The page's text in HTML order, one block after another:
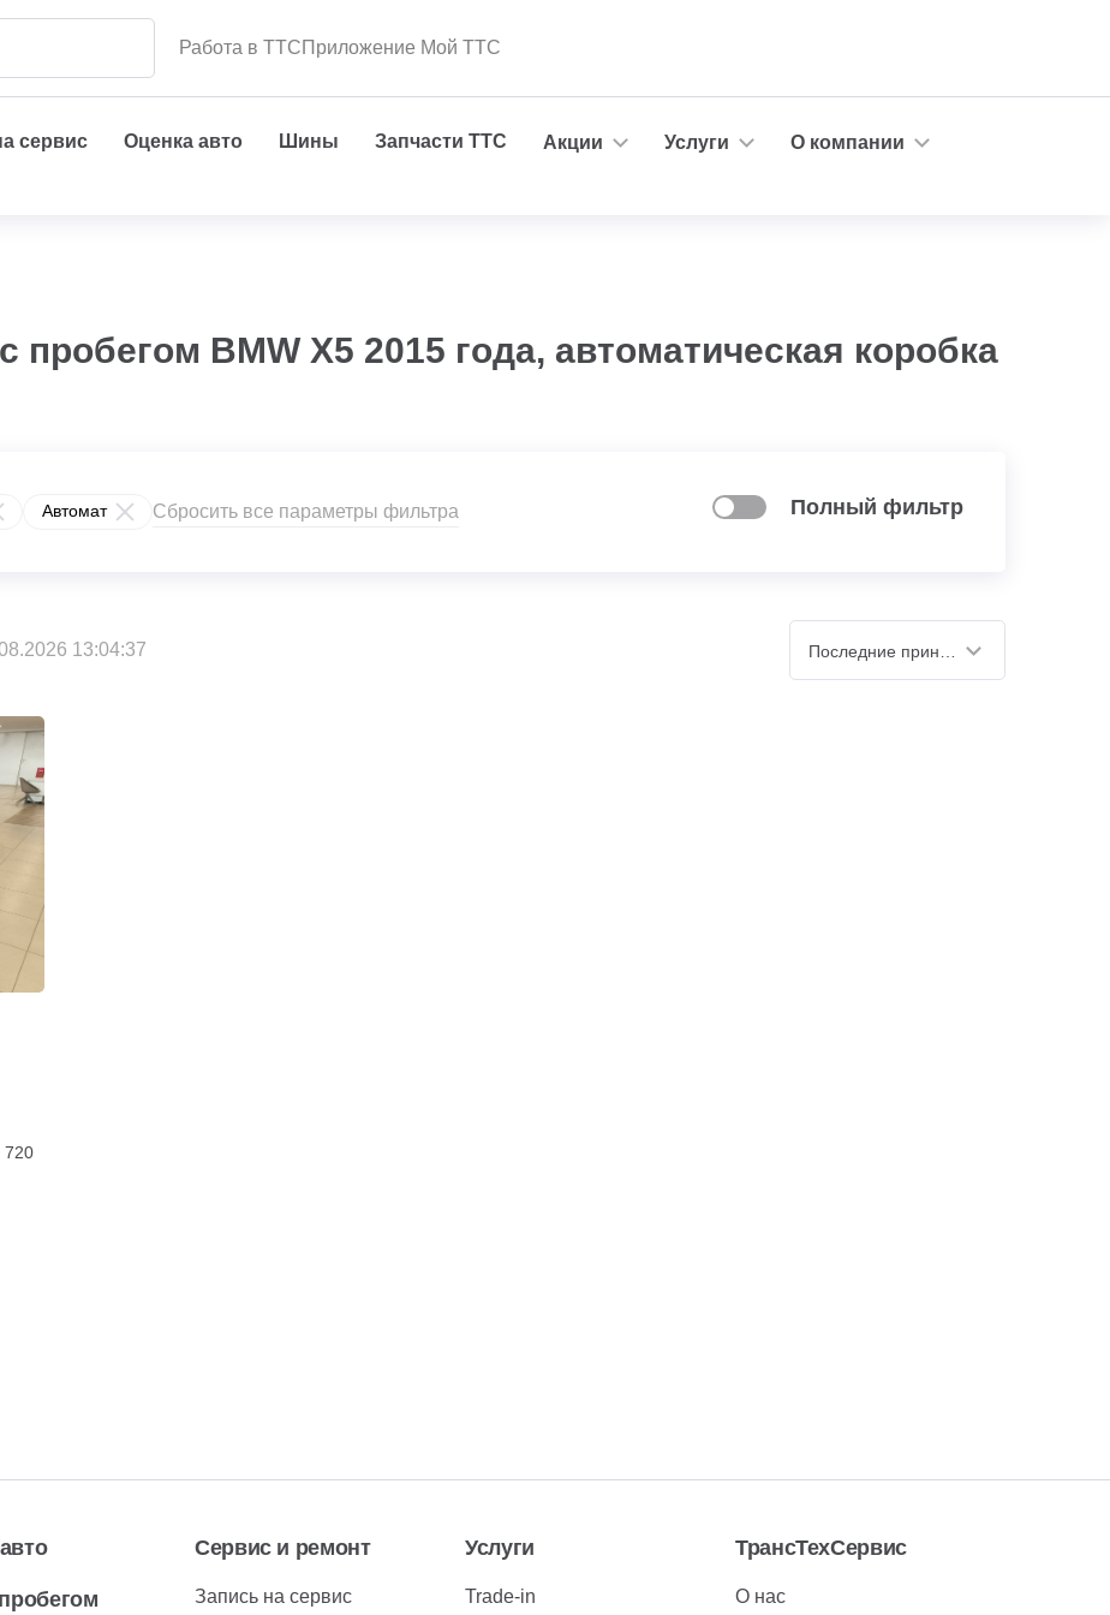
Работа в ТТСПриложение Мой ТТС
сервис Оценка авто Шины Запчасти ТТС Акции Услуги
О компании
пробегом BMW X5 2015 года, автоматическая коробка
Автомат Сбросить все параметры фильтра Полный фильтр
13:04:37
720
Сервис и ремонт
Запись на сервис
Услуги
Trade-in
ТрансТехСервис
О нас